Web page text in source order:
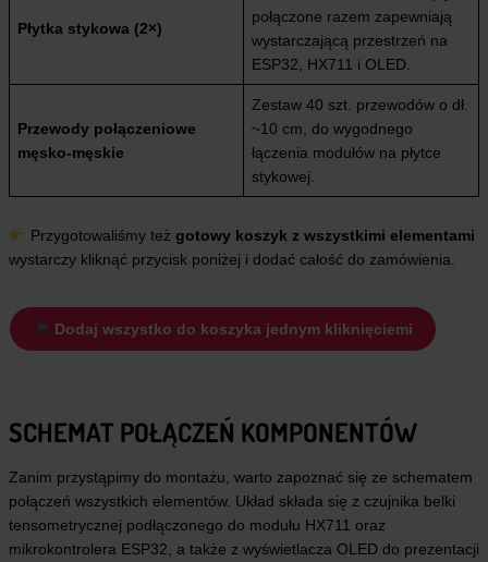
Płytka stykowa (2×)
połączone razem zapewniają
wystarczającą przestrzeń na
ESP32, HX711 i OLED.
Przewody połączeniowe
męsko-męskie
Zestaw 40 szt. przewodów o dł.
~10 cm, do wygodnego
łączenia modułów na płytce
stykowej.
Przygotowaliśmy też gotowy koszyk z wszystkimi elementami
wystarczy kliknąć przycisk poniżej i dodać całość do zamówienia.
Dodaj wszystko do koszyka jednym kliknięciemi
SCHEMAT POŁĄCZEŃ KOMPONENTÓW
Zanim przystąpimy do montażu, warto zapoznać się ze schematem
połączeń wszystkich elementów. Układ składa się z czujnika belki
tensometrycznej podłączonego do modułu HX711 oraz
mikrokontrolera ESP32, a także z wyświetlacza OLED do prezentacji